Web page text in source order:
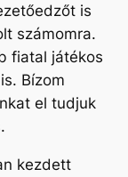
is
számomra.
fiatal játékos
Bízom
el tudjuk
kezdett